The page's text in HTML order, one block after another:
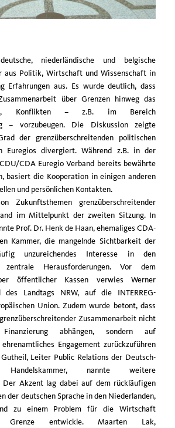
niederländische und belgische
aus Politik, Wirtschaft und Wissenschaft in
Erfahrungen aus. Es wurde deutlich, dass
über Grenzen hinweg das
Konflikten – z.B. im Bereich
– vorzubeugen. Die Diskussion zeigte
der grenzüberschreitenden politischen
Euregios divergiert. Während z.B. in der
CDA Euregio Verband bereits bewährte
basiert die Kooperation in einigen anderen
und persönlichen Kontakten.
Zukunftsthemen grenzüberschreitender
im Mittelpunkt der zweiten Sitzung. In
Prof. Dr. Henk de Haan, ehemaliges CDA-
Kammer, die mangelnde Sichtbarkeit der
unzureichendes Interesse in den
zentrale Herausforderungen. Vor dem
öffentlicher Kassen verwies Werner
des Landtags NRW, auf die INTERREG-
Union. Zudem wurde betont, dass
Zusammenarbeit nicht
abhängen, sondern auf
Engagement zurückzuführen
Leiter Public Relations der Deutsch-
Handelskammer, nannte weitere
Der Akzent lag dabei auf dem rückläufigen
der deutschen Sprache in den Niederlanden,
zu einem Problem für die Wirtschaft
Grenze entwickle. Maarten Lak,